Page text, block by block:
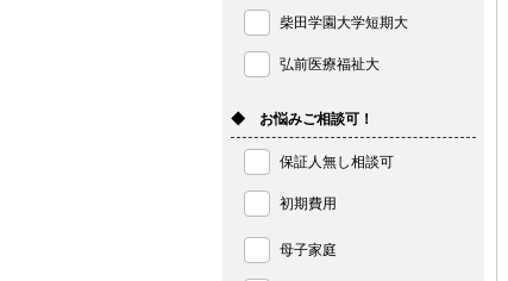
柴田学園大学短期大
弘前医療福祉大
◆ お悩みご相談可！
保証人無し相談可
初期費用
母子家庭